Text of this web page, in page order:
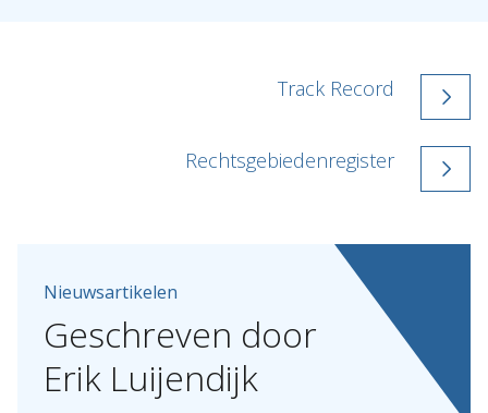
Track Record
Rechtsgebiedenregister
Nieuwsartikelen
Geschreven door
Erik Luijendijk